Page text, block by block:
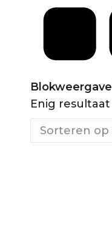
Blokweergave
Enig resultaat